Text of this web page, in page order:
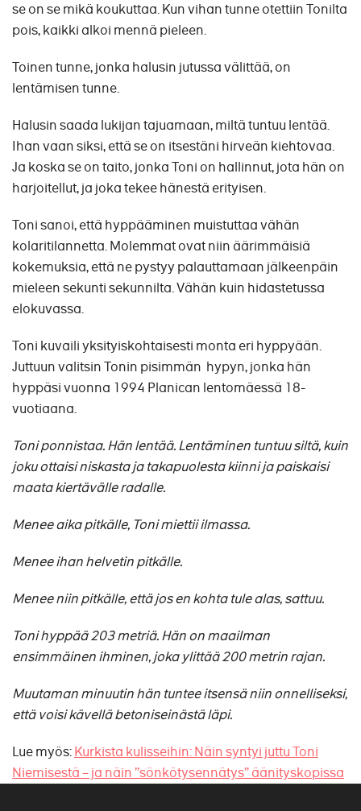
se on se mikä koukuttaa. Kun vihan tunne otettiin Tonilta
pois, kaikki alkoi mennä pieleen.
Toinen tunne, jonka halusin jutussa välittää, on
lentämisen tunne.
Halusin saada lukijan tajuamaan, miltä tuntuu lentää.
Ihan vaan siksi, että se on itsestäni hirveän kiehtovaa.
Ja koska se on taito, jonka Toni on hallinnut, jota hän on
harjoitellut, ja joka tekee hänestä erityisen.
Toni sanoi, että hyppääminen muistuttaa vähän
kolaritilannetta. Molemmat ovat niin äärimmäisiä
kokemuksia, että ne pystyy palauttamaan jälkeenpäin
mieleen sekunti sekunnilta. Vähän kuin hidastetussa
elokuvassa.
Toni kuvaili yksityiskohtaisesti monta eri hyppyään.
Juttuun valitsin Tonin pisimmän hypyn, jonka hän
hyppäsi vuonna 1994 Planican lentomäessä 18-
vuotiaana.
Toni ponnistaa. Hän lentää. Lentäminen tuntuu siltä, kuin
joku ottaisi niskasta ja takapuolesta kiinni ja paiskaisi
maata kiertävälle radalle.
Menee aika pitkälle, Toni miettii ilmassa.
Menee ihan helvetin pitkälle.
Menee niin pitkälle, että jos en kohta tule alas, sattuu.
Toni hyppää 203 metriä. Hän on maailman
ensimmäinen ihminen, joka ylittää 200 metrin rajan.
Muutaman minuutin hän tuntee itsensä niin onnelliseksi,
että voisi kävellä betoniseinästä läpi.
Lue myös:Kurkista kulisseihin: Näin syntyi juttu Toni
Niemisestä – ja näin ”sönkötysennätys” äänityskopissa